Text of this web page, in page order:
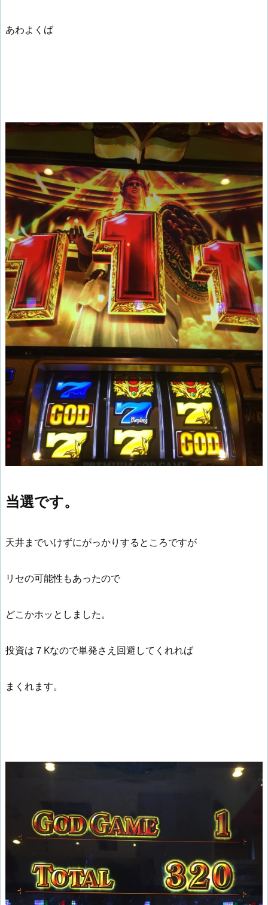
あわよくば
当選です。
天井までいけずにがっかりするところですが
リセの可能性もあったので
どこかホッとしました。
投資は７Kなので単発さえ回避してくれれば
まくれます。